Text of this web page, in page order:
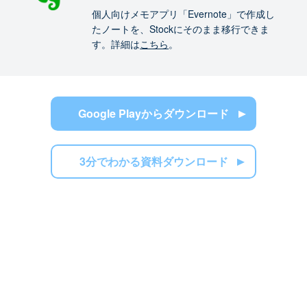
個人向けメモアプリ「Evernote」で作成し
たノートを、Stockにそのまま移行できま
す。詳細はこちら。
Google Playからダウンロード
3分でわかる資料ダウンロード